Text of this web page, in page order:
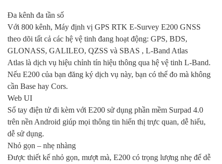
Đa kênh đa tần số
Với 800 kênh, Máy định vị GPS RTK E-Survey E200 GNSS
theo dõi tất cả các hệ vệ tinh đang hoạt động: GPS, BDS,
GLONASS, GALILEO, QZSS và SBAS , L-Band Atlas
Atlas là dịch vụ hiệu chỉnh tín hiệu thông qua hệ vệ tinh L-Band.
Nếu E200 của bạn đăng ký dịch vụ này, bạn có thể đo mà không
cần Base hay Cors.
Web UI
Sổ tay điện tử đi kèm với E200 sử dụng phần mềm Surpad 4.0
trên nền Android giúp mọi thông tin hiển thị trực quan, dễ hiểu,
dễ sử dụng.
Nhỏ gọn – nhẹ nhàng
Được thiết kế nhỏ gọn, mượt mà, E200 có trọng lượng nhẹ để dễ